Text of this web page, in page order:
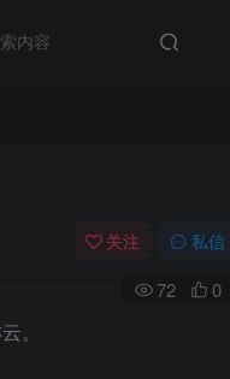
关注 私信
72 0
。